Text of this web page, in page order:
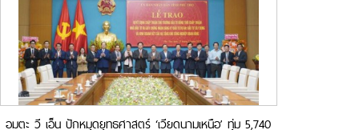
อมตะ วี เอ็น ปักหมุดยุทธศาสตร์ ‘เวียดนามเหนือ’ ทุ่ม 5,740